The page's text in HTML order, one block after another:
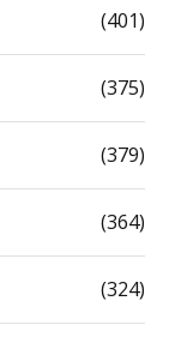
(401)
(375)
(379)
(364)
(324)